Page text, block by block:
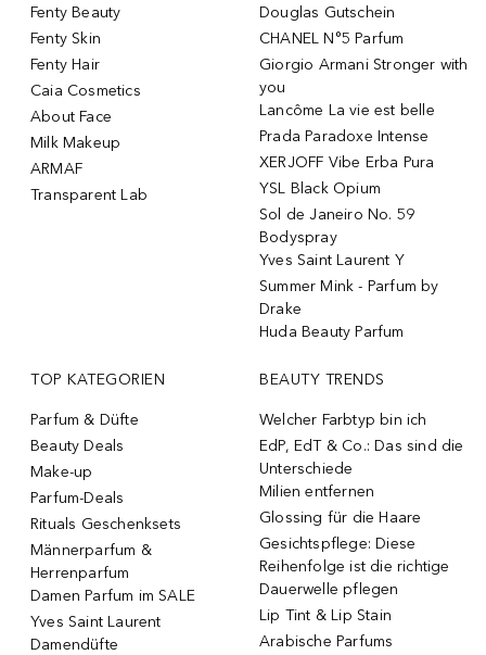
Fenty Beauty
Fenty Skin
Fenty Hair
Caia Cosmetics
About Face
Milk Makeup
ARMAF
Transparent Lab
Douglas Gutschein
CHANEL N°5 Parfum
Giorgio Armani Stronger with
you
Lancôme La vie est belle
Prada Paradoxe Intense
XERJOFF Vibe Erba Pura
YSL Black Opium
Sol de Janeiro No. 59
Bodyspray
Yves Saint Laurent Y
Summer Mink - Parfum by
Drake
Huda Beauty Parfum
TOP KATEGORIEN
Parfum & Düfte
Beauty Deals
Make-up
Parfum-Deals
Rituals Geschenksets
Männerparfum &
Herrenparfum
Damen Parfum im SALE
Yves Saint Laurent
Damendüfte
BEAUTY TRENDS
Welcher Farbtyp bin ich
EdP, EdT & Co.: Das sind die
Unterschiede
Milien entfernen
Glossing für die Haare
Gesichtspflege: Diese
Reihenfolge ist die richtige
Dauerwelle pflegen
Lip Tint & Lip Stain
Arabische Parfums